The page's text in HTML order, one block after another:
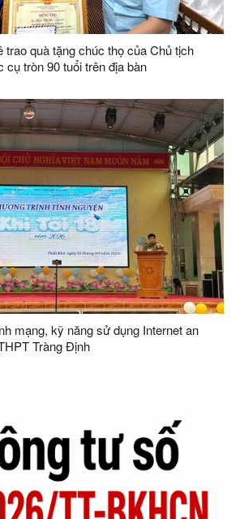
trao quà tặng chúc thọ của Chủ tịch
cụ tròn 90 tuổi trên địa bàn
mạng, kỹ năng sử dụng Internet an
Tràng Định